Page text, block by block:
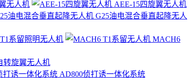
无人机
AEE-15四旋翼无人机
G25油电混合垂直起降无人
系留照明无人机
MACH6
转旋翼无人机
AD800侦打诱一体化系统